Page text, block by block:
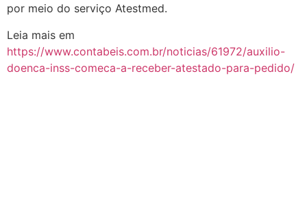
por meio do serviço Atestmed.
Leia mais em
https://www.contabeis.com.br/noticias/61972/auxilio-
doenca-inss-comeca-a-receber-atestado-para-pedido/